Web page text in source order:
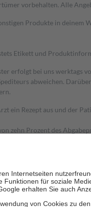
vorbehalten. Alle
Produkte in
Etikett und
erfolgt bei uns werktags
abweichen.
ein Rezept aus und der
zehn Prozent des
zu stärken und
mit Ausnahme der
von der GKV getragen